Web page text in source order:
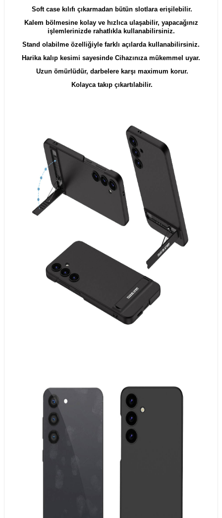
Soft case kılıfı çıkarmadan bütün slotlara erişilebilir.
Kalem bölmesine kolay ve hızlıca ulaşabilir, yapacağınız
işlemlerinizde rahatlıkla kullanabilirsiniz.
Stand olabilme özelliğiyle farklı açılarda kullanabilirsiniz.
Harika kalıp kesimi sayesinde Cihazınıza mükemmel uyar.
Uzun ömürlüdür, darbelere karşı maximum korur.
Kolayca takıp çıkartılabilir.